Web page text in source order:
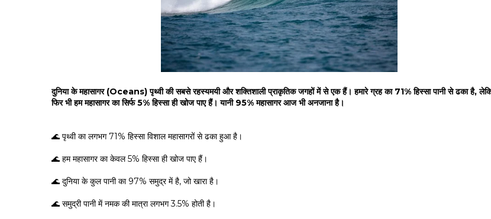
दुनिया के महासागर (Oceans) पृथ्वी की सबसे रहस्यमयी और शक्तिशाली प्राकृतिक जगहों में से एक हैं। हमारे ग्रह का 71% हिस्सा पानी से ढका है,
फिर भी हम महासागर का सिर्फ 5% हिस्सा ही खोज पाए हैं। यानी 95% महासागर आज भी अनजाना है।
🌊 पृथ्वी का लगभग 71% हिस्सा विशाल महासागरों से ढका हुआ है।
🌊 हम महासागर का केवल 5% हिस्सा ही खोज पाए हैं।
🌊 दुनिया के कुल पानी का 97% समुद्र में है, जो खारा है।
🌊 समुद्री पानी में नमक की मात्रा लगभग 3.5% होती है।